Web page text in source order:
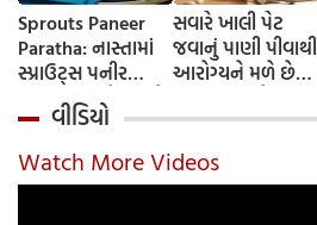
Sprouts Paneer
Paratha: નાસ્તામાં
સ્પ્રાઉટ્સ પનીર
પરાઠા બનાવો, તમને
પ્રોટીનનો ડબલ ડોઝ
મળશે
સવારે ખાલી પેટ
જવાનું પાણી પીવાથી
આરોગ્યને મળે છે
જાણીએ તેના ફાયદા
અને ઉપયોગ કરવાની
યોગ્ય રીત
વીડિયો
Watch More Videos